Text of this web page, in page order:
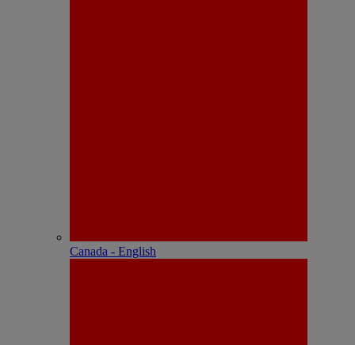
Canada - English